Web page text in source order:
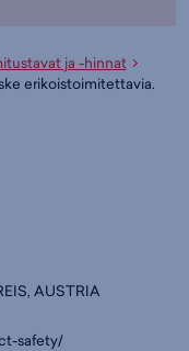
ja -hinnat
erikoistoimitettavia.
AUSTRIA
safety/